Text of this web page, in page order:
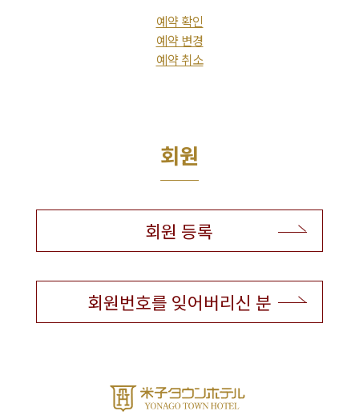
예약 확인
예약 변경
예약 취소
회원
회원 등록
회원번호를 잊어버리신 분